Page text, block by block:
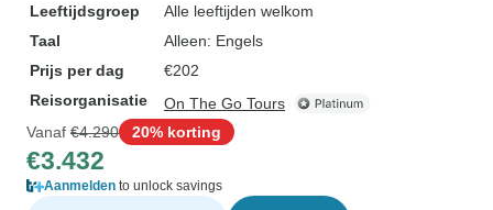
Leeftijdsgroep
Alle leeftijden welkom
Taal
Alleen: Engels
Prijs per dag
€202
Reisorganisatie
On The Go Tours
Vanaf €4.290 20% korting
€3.432
Aanmelden to unlock savings